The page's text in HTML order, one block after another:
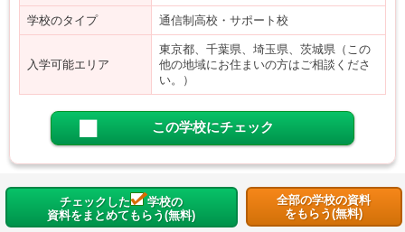
学校のタイプ 通信制高校・サポート校
入学可能エリア
東京都、千葉県、埼玉県、茨城県（この
他の地域にお住まいの方はご相談くださ
い。）
この学校にチェック
チェックした
学校の
資料をまとめてもらう(無料)
全部の学校の資料
をもらう(無料)